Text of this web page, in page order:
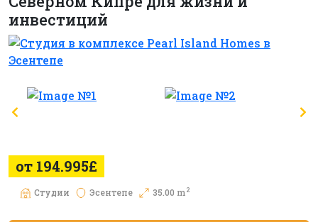
инвестиций
от 194.995£
Студии Эсентепе 35.00 m2